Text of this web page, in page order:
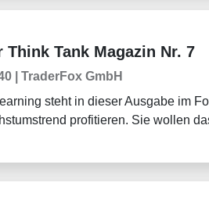
Think Tank Magazin Nr. 7
| TraderFox GmbH
steht in dieser Ausgabe im
profitieren. Sie wollen